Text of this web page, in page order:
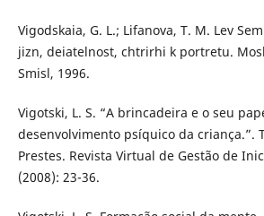
Vigodskaia, G. L.; Lifanova, T. M. Lev
jizn, deiatelnost, chtrirhi k portretu.
Smisl, 1996.
Vigotski, L. S. “A brincadeira e o seu
desenvolvimento psíquico da criança.”.
Prestes. Revista Virtual de Gestão de
(2008): 23-36.